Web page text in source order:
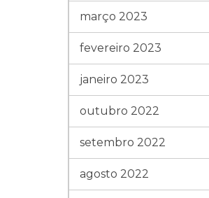
março 2023
fevereiro 2023
janeiro 2023
outubro 2022
setembro 2022
agosto 2022